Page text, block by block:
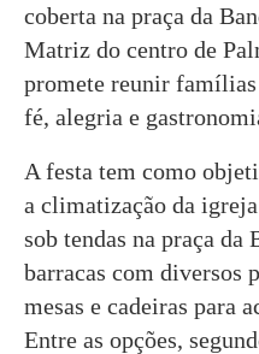
coberta na praça da
Matriz do centro de
promete reunir
fé, alegria e
A festa tem como
a climatização da
sob tendas na praça da
barracas com diversos
mesas e cadeiras para
Entre as opções,